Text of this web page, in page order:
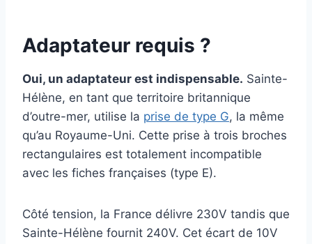
Adaptateur requis ?
Oui, un adaptateur est indispensable. Sainte-
Hélène, en tant que territoire britannique
d’outre-mer, utilise la prise de type G, la même
qu’au Royaume-Uni. Cette prise à trois broches
rectangulaires est totalement incompatible
avec les fiches françaises (type E).
Côté tension, la France délivre 230V tandis que
Sainte-Hélène fournit 240V. Cet écart de 10V